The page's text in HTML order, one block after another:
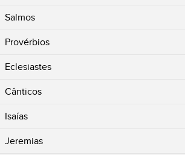
Salmos
Provérbios
Eclesiastes
Cânticos
Isaías
Jeremias